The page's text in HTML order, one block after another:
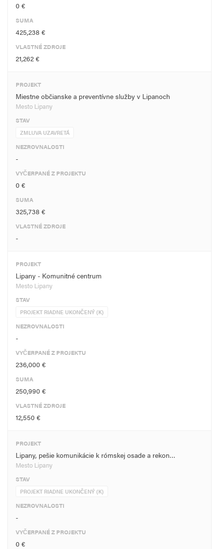
0 €
SUMA
425,238 €
VLASTNÉ ZDROJE
21,262 €
PROJEKT
Miestne občianske a preventívne služby v Lipanoch
Mesto Lipany
STAV
ZMLUVA UZAVRETÁ
NEZROVNALOSTI
-
VYČERPANÉ Z PROJEKTU
0 €
SUMA
325,738 €
VLASTNÉ ZDROJE
-
PROJEKT
Lipany - Komunitné centrum
Mesto Lipany
STAV
PROJEKT RIADNE UKONČENÝ (K)
NEZROVNALOSTI
-
VYČERPANÉ Z PROJEKTU
236,000 €
SUMA
250,990 €
VLASTNÉ ZDROJE
12,550 €
PROJEKT
Lipany, pešie komunikácie k rómskej osade a rekon…
Mesto Lipany
STAV
PROJEKT RIADNE UKONČENÝ (K)
NEZROVNALOSTI
-
VYČERPANÉ Z PROJEKTU
0 €